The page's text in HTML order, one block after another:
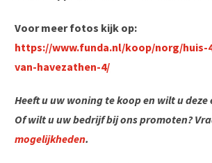
Voor meer fotos kijk op:
https://www.funda.nl/koop/norg/huis-
van-havezathen-4/
Heeft u uw woning te koop en wilt u
Of wilt u uw bedrijf bij ons promoten?
mogelijkheden.